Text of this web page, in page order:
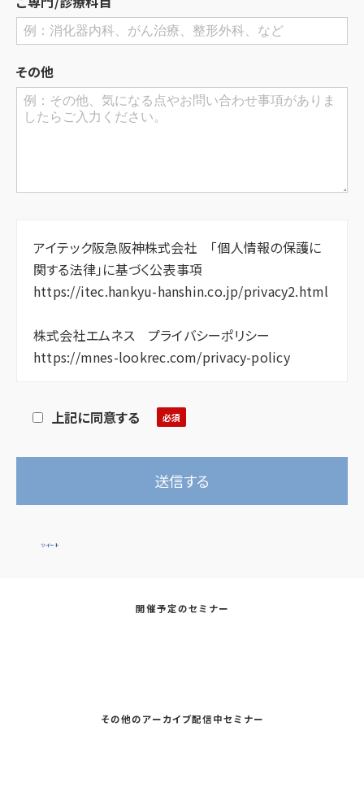
その他
アイテック阪急阪神株式会社 「個人情報の保護に
関する法律」に基づく公表事項
https://itec.hankyu-hanshin.co.jp/privacy2.html
株式会社エムネス プライバシーポリシー
https://mnes-lookrec.com/privacy-policy
上記に同意する
ツイート
開催予定のセミナー
その他のアーカイブ配信中セミナー